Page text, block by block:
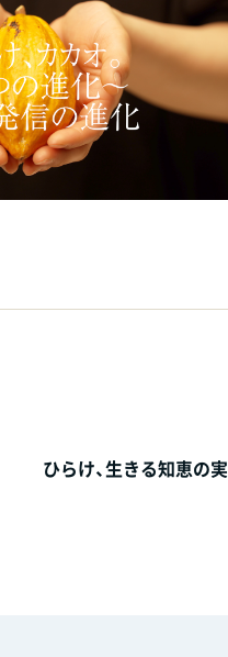
ひらけ、生きる知恵の実